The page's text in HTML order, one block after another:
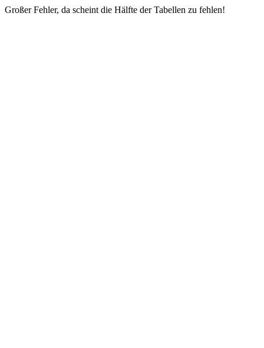
Großer Fehler, da scheint die Hälfte der Tabellen zu fehlen!